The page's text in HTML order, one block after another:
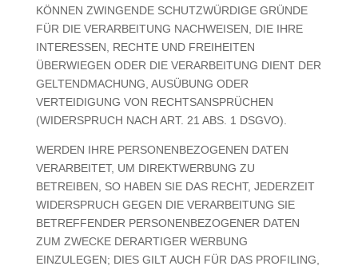
KÖNNEN ZWINGENDE SCHUTZWÜRDIGE GRÜNDE
FÜR DIE VERARBEITUNG NACHWEISEN, DIE IHRE
INTERESSEN, RECHTE UND FREIHEITEN
ÜBERWIEGEN ODER DIE VERARBEITUNG DIENT DER
GELTENDMACHUNG, AUSÜBUNG ODER
VERTEIDIGUNG VON RECHTSANSPRÜCHEN
(WIDERSPRUCH NACH ART. 21 ABS. 1 DSGVO).
WERDEN IHRE PERSONENBEZOGENEN DATEN
VERARBEITET, UM DIREKTWERBUNG ZU
BETREIBEN, SO HABEN SIE DAS RECHT, JEDERZEIT
WIDERSPRUCH GEGEN DIE VERARBEITUNG SIE
BETREFFENDER PERSONENBEZOGENER DATEN
ZUM ZWECKE DERARTIGER WERBUNG
EINZULEGEN; DIES GILT AUCH FÜR DAS PROFILING,